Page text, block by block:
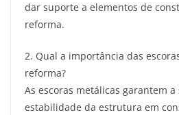
dar suporte a elementos de
reforma.
2. Qual a importância das
reforma?
As escoras metálicas garantem a
estabilidade da estrutura em